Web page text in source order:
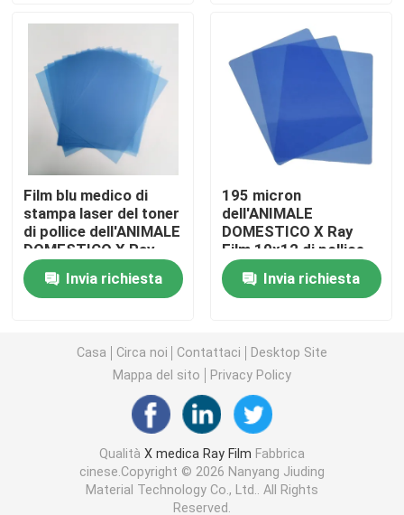
X medica Ray Film
Getto di inchiostro X Ray Film
Laser X Ray Film
Film asciutto medico
Lastra radioscopica dell'ANIMALE DOMESTICO
carta della foto del rc
Film del trasferimento di calore
Film blu medico di
stampa laser del toner
di pollice dell'ANIMALE
DOMESTICO X Ray
Film 11x14 di
radiologia dell'OEM
Invia richiesta
195 micron
dell'ANIMALE
DOMESTICO X Ray
Film 10x12 di pollice
di stampante blu del
laser X Ray Film For
Fuji OKI
Invia richiesta
Casa Circa noi Contattaci
Desktop Site
Mappa del sito
Privacy Policy
Qualità X medica Ray Film Fabbrica
cinese.Copyright © 2026 Nanyang Jiuding
Material Technology Co., Ltd.. All Rights
Reserved.